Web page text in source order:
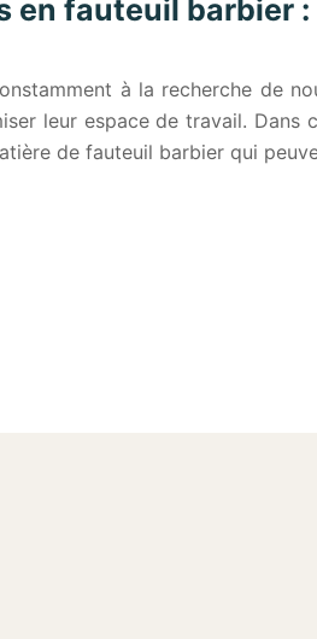
en fauteuil barbier
à la recherche de
leur espace de travail. Dans
de fauteuil barbier qui